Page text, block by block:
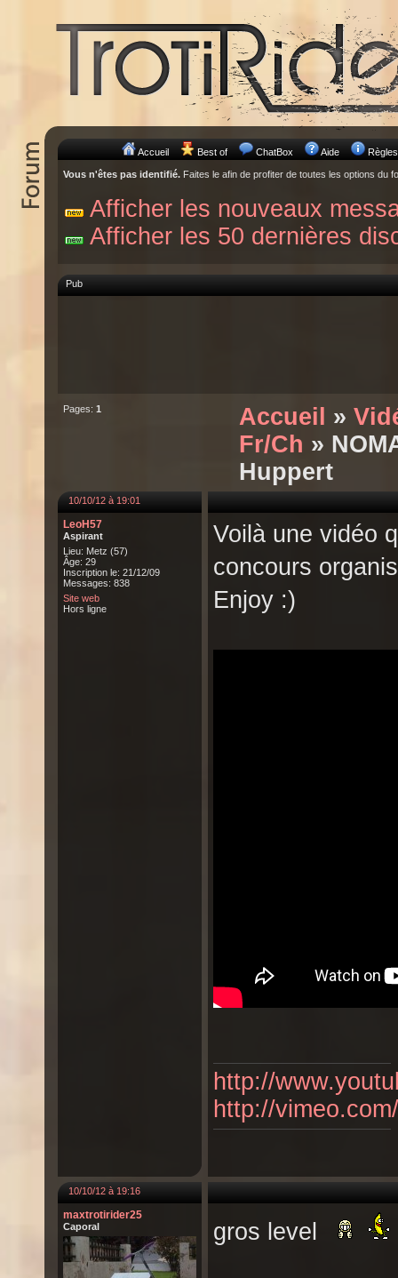
Accueil Best of ChatBox Aide Règles
Vous n'êtes pas identifié. Faites le afin de profiter de toutes les options du
Afficher les nouveaux
Afficher les 50 dernières
Pub
Pages: 1 Accueil »
Fr/Ch »
Huppert
10/10/12 à 19:01
LeoH57
Aspirant
Lieu: Metz (57)
Âge: 29
Inscription le: 21/12/09
Messages: 838
Site web
Hors ligne
Voilà une vidéo
concours
Enjoy :)
http://
http://
10/10/12 à 19:16
maxtrotirider25
Caporal gros level